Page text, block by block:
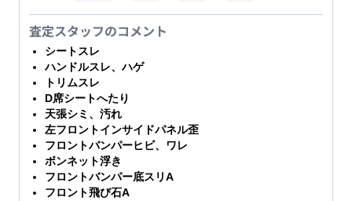
査定スタッフのコメント
シートスレ
ハンドルスレ、ハゲ
トリムスレ
D席シートへたり
天張シミ、汚れ
左フロントインサイドパネル歪
フロントバンパーヒビ、ワレ
ボンネット浮き
フロントバンパー底スリA
フロント飛び石A